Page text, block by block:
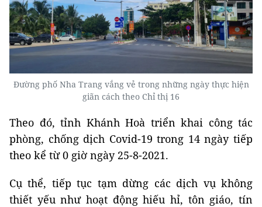
Đường phố Nha Trang vắng vẻ trong những ngày thực hiện
giãn cách theo Chỉ thị 16
Theo đó, tỉnh Khánh Hoà triển khai công tác
phòng, chống dịch Covid-19 trong 14 ngày tiếp
theo kể từ 0 giờ ngày 25-8-2021.
Cụ thể, tiếp tục tạm dừng các dịch vụ không
thiết yếu như hoạt động hiếu hỉ, tôn giáo, tín